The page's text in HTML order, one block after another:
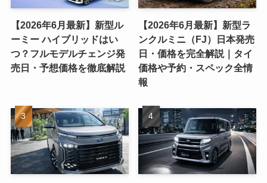
【2026年6月最新】新型ル
ーミー ハイブリッドはい
つ？フルモデルチェンジ発
売日・予想価格を徹底解説
【2026年6月最新】新型ラ
ンクルミニ（FJ）日本発売
日・価格を完全解説｜タイ
価格や予約・スペック全情
報